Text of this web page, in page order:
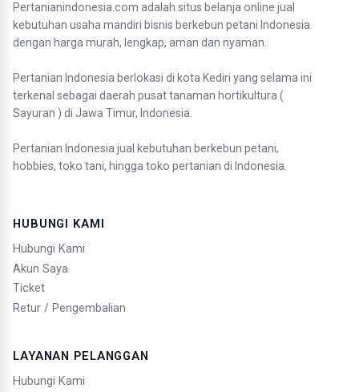
Pertanianindonesia.com adalah situs belanja online jual
kebutuhan usaha mandiri bisnis berkebun petani Indonesia
dengan harga murah, lengkap, aman dan nyaman.
Pertanian Indonesia berlokasi di kota Kediri yang selama ini
terkenal sebagai daerah pusat tanaman hortikultura (
Sayuran ) di Jawa Timur, Indonesia.
Pertanian Indonesia jual kebutuhan berkebun petani,
hobbies, toko tani, hingga toko pertanian di Indonesia.
HUBUNGI KAMI
Hubungi Kami
Akun Saya
Ticket
Retur / Pengembalian
LAYANAN PELANGGAN
Hubungi Kami